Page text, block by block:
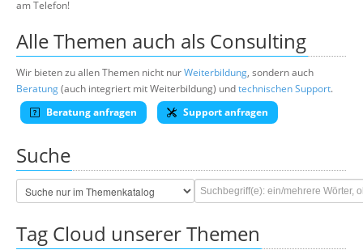
am Telefon!
Alle Themen auch als Consulting
Wir bieten zu allen Themen nicht nurWeiterbildung, sondern auch
Beratung(auch integriert mit Weiterbildung) undtechnischen Support.
Beratung anfragen
Support anfragen
Suche
Tag Cloud unserer Themen